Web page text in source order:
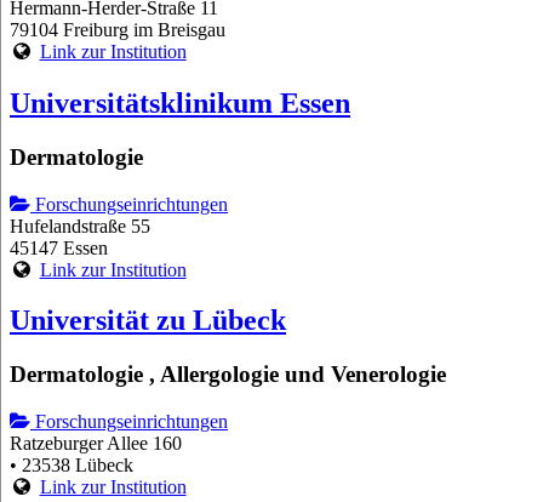
Hermann-Herder-Straße 11
79104 Freiburg im Breisgau
Link zur Institution
Universitätsklinikum Essen
Dermatologie
Forschungseinrichtungen
Hufelandstraße 55
45147 Essen
Link zur Institution
Universität zu Lübeck
Dermatologie , Allergologie und Venerologie
Forschungseinrichtungen
Ratzeburger Allee 160
• 23538 Lübeck
Link zur Institution